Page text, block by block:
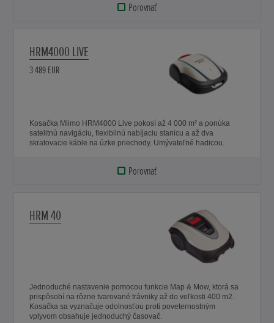
Porovnať
HRM4000 LIVE
3 489 EUR
Kosačka Miimo HRM4000 Live pokosí až 4 000 m² a ponúka
satelitnú navigáciu, flexibilnú nabíjaciu stanicu a až dva
skratovacie káble na úzke priechody. Umývateľné hadicou.
Porovnať
HRM 40
Jednoduché nastavenie pomocou funkcie Map & Mow, ktorá sa
prispôsobí na rôzne tvarované trávniky až do veľkosti 400 m2.
Kosačka sa vyznačuje odolnosťou proti poveternostným
vplyvom obsahuje jednoduchý časovač.